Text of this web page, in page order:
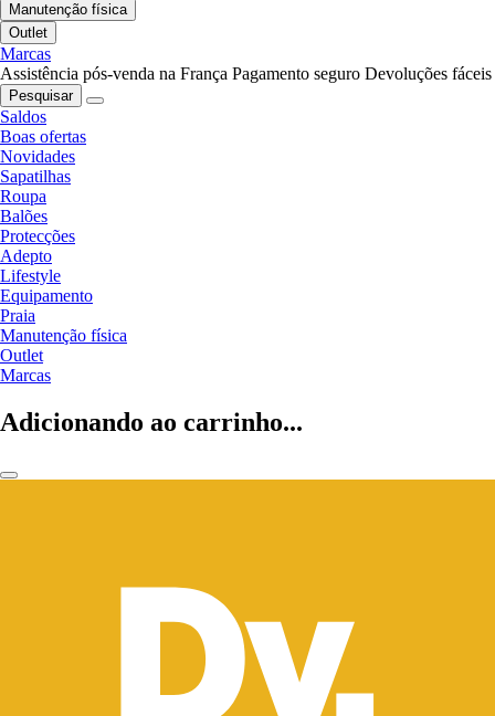
Manutenção física
Outlet
Marcas
Assistência pós-venda na França Pagamento seguro Devoluções fáceis
Pesquisar
Saldos
Boas ofertas
Novidades
Sapatilhas
Roupa
Balões
Protecções
Adepto
Lifestyle
Equipamento
Praia
Manutenção física
Outlet
Marcas
Adicionando ao carrinho...